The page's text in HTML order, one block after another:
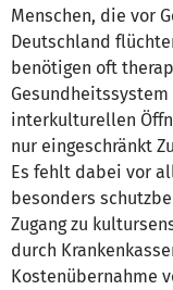
Menschen, die vor
Deutschland
benötigen oft
interkulturellen
nur eingeschränkt
Es fehlt dabei vor
besonders
Zugang zu
durch
Kostenübernahme